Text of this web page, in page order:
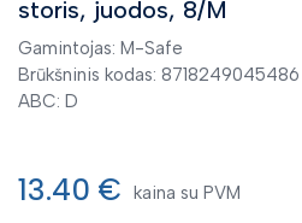
Vienkartinės pirštinės
Žieminės pirštinės
Darbo apranga
storis, juodos, 8/M
Gamintojas: M-Safe
Brūkšninis kodas: 8718249045486
ABC: D
kaina su PVM
13.40 €